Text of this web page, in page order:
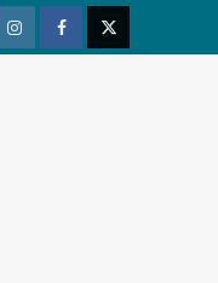
VimeoFacebookTwitter